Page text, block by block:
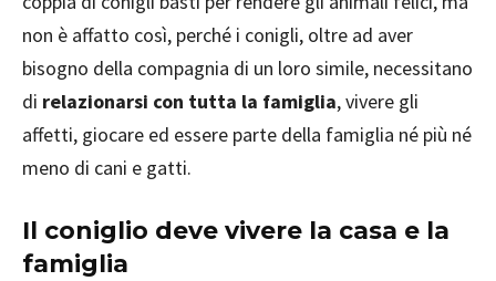
non è affatto così, perché i conigli, oltre ad aver
bisogno della compagnia di un loro simile, necessitano
di relazionarsi con tutta la famiglia, vivere gli
affetti, giocare ed essere parte della famiglia né più né
meno di cani e gatti.
Il coniglio deve vivere la casa e la
famiglia